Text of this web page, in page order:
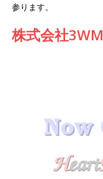
参ります。
株式会社3WM